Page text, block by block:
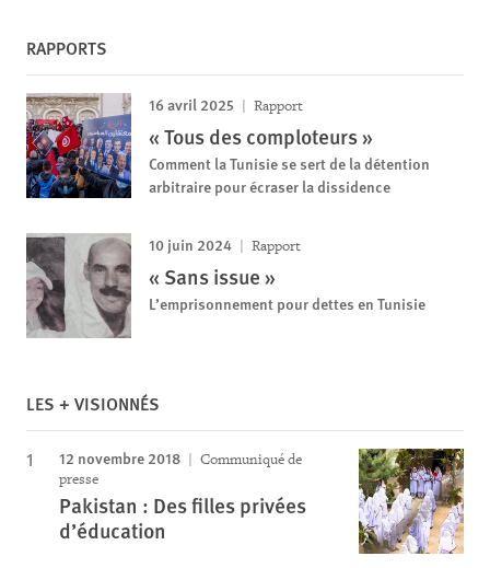
RAPPORTS
16 avril 2025 Rapport
« Tous des comploteurs »
Comment la Tunisie se sert de la détention
arbitraire pour écraser la dissidence
10 juin 2024 Rapport
« Sans issue »
L’emprisonnement pour dettes en Tunisie
LES + VISIONNÉS
12 novembre 2018
Communiqué de
presse
Pakistan : Des filles privées
d’éducation